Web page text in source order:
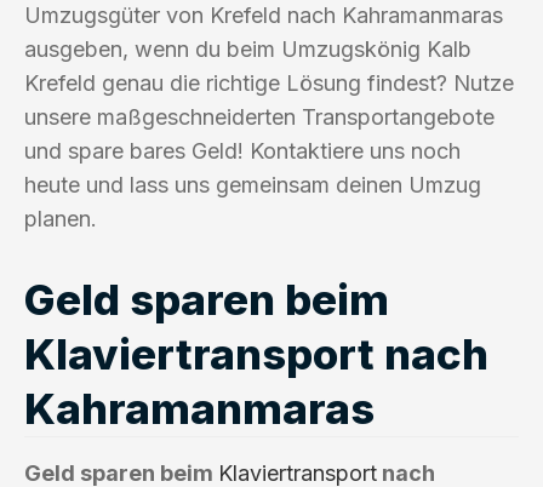
Umzugsgüter von Krefeld nach Kahramanmaras
ausgeben, wenn du beim Umzugskönig Kalb
Krefeld genau die richtige Lösung findest? Nutze
unsere maßgeschneiderten Transportangebote
und spare bares Geld! Kontaktiere uns noch
heute und lass uns gemeinsam deinen Umzug
planen.
Geld sparen beim
Klaviertransport nach
Kahramanmaras
Geld sparen beim Klaviertransport nach